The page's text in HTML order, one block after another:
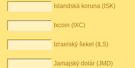
Islandská koruna (ISK)
Ixcoin (IXC)
Izraelský šekel (ILS)
Jamajský dolár (JMD)